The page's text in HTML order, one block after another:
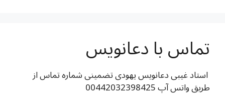
تماس با دعانویس
استاد غیبی دعانویس یهودی تضمینی شماره تماس از
طریق واتس آپ 00442032398425